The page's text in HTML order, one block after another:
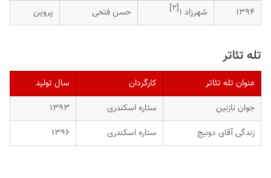
۱۳۹۴
شهرزاد ۱ [۲] حسن فتحی پروین
تله تئاتر
عنوان تله تئاتر کارگردان
سال تولید
جوان نازنین
ستاره اسکندری
۱۳۹۳
زندگی آقای دونیج
ستاره اسکندری ۱۳۹۶